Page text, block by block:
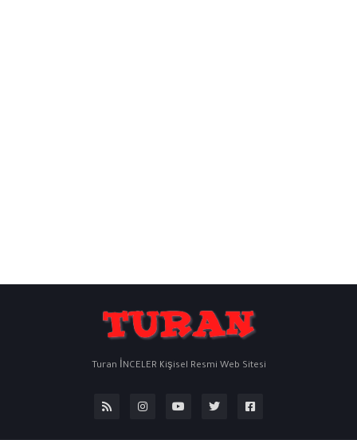
Turan İNCELER Kişisel Resmi Web Sitesi